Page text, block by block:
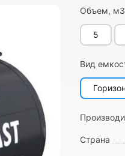
Объем,
5
Вид
Страна